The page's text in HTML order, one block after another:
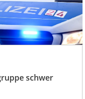
schwer